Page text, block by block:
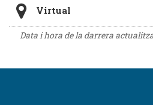
Virtual
Data i hora de la darrera